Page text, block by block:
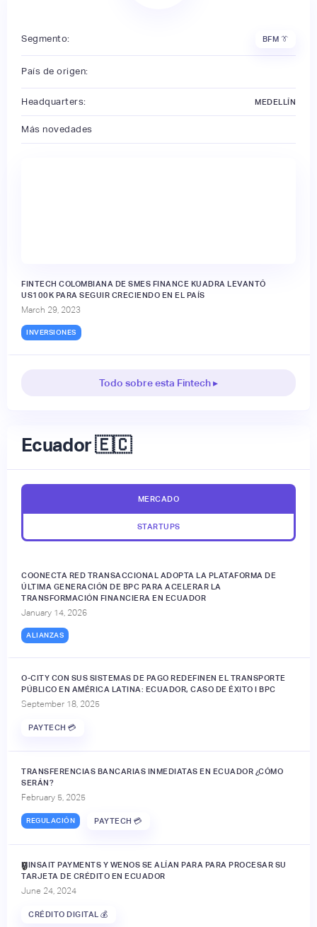
Segmento: BFM 👔
País de origen:
Headquarters: MEDELLÍN
Más novedades
FINTECH COLOMBIANA DE SMES FINANCE KUADRA LEVANTÓ
US100K PARA SEGUIR CRECIENDO EN EL PAÍS
March 29, 2023
INVERSIONES
Todo sobre esta Fintech ▸
Ecuador 🇪🇨
MERCADO
STARTUPS
COONECTA RED TRANSACCIONAL ADOPTA LA PLATAFORMA DE
ÚLTIMA GENERACIÓN DE BPC PARA ACELERAR LA
TRANSFORMACIÓN FINANCIERA EN ECUADOR
January 14, 2026
ALIANZAS
O-CITY CON SUS SISTEMAS DE PAGO REDEFINEN EL TRANSPORTE
PÚBLICO EN AMÉRICA LATINA: ECUADOR, CASO DE ÉXITO I BPC
September 18, 2025
PAYTECH 💳
TRANSFERENCIAS BANCARIAS INMEDIATAS EN ECUADOR ¿CÓMO
SERÁN?
February 5, 2025
REGULACIÓN PAYTECH 💳
MINSAIT PAYMENTS Y WENOS SE ALÍAN PARA PARA PROCESAR SU
TARJETA DE CRÉDITO EN ECUADOR
June 24, 2024
CRÉDITO DIGITAL 💰
🔒